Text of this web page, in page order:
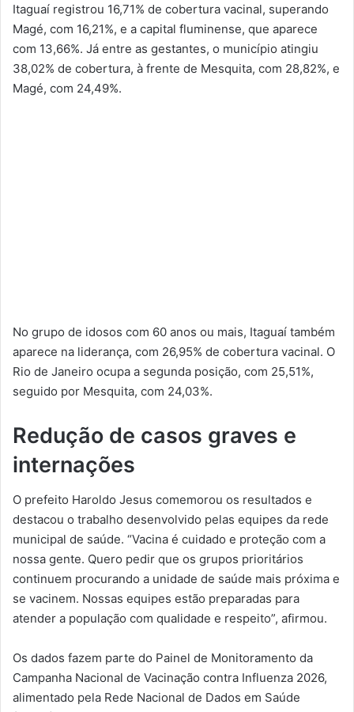
Itaguaí registrou 16,71% de cobertura vacinal, superando
Magé, com 16,21%, e a capital fluminense, que aparece
com 13,66%. Já entre as gestantes, o município atingiu
38,02% de cobertura, à frente de Mesquita, com 28,82%, e
Magé, com 24,49%.
No grupo de idosos com 60 anos ou mais, Itaguaí também
aparece na liderança, com 26,95% de cobertura vacinal. O
Rio de Janeiro ocupa a segunda posição, com 25,51%,
seguido por Mesquita, com 24,03%.
Redução de casos graves e
internações
O prefeito Haroldo Jesus comemorou os resultados e
destacou o trabalho desenvolvido pelas equipes da rede
municipal de saúde. “Vacina é cuidado e proteção com a
nossa gente. Quero pedir que os grupos prioritários
continuem procurando a unidade de saúde mais próxima e
se vacinem. Nossas equipes estão preparadas para
atender a população com qualidade e respeito”, afirmou.
Os dados fazem parte do Painel de Monitoramento da
Campanha Nacional de Vacinação contra Influenza 2026,
alimentado pela Rede Nacional de Dados em Saúde